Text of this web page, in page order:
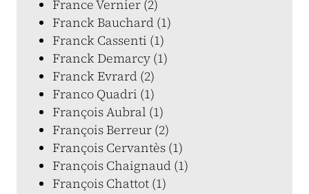
France Vernier (2)
Franck Bauchard (1)
Franck Cassenti (1)
Franck Demarcy (1)
Franck Evrard (2)
Franco Quadri (1)
François Aubral (1)
François Berreur (2)
François Cervantès (1)
François Chaignaud (1)
François Chattot (1)